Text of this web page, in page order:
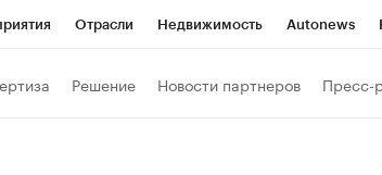
Отрасли Недвижимость Autonews
Решение Новости партнеров Пресс-